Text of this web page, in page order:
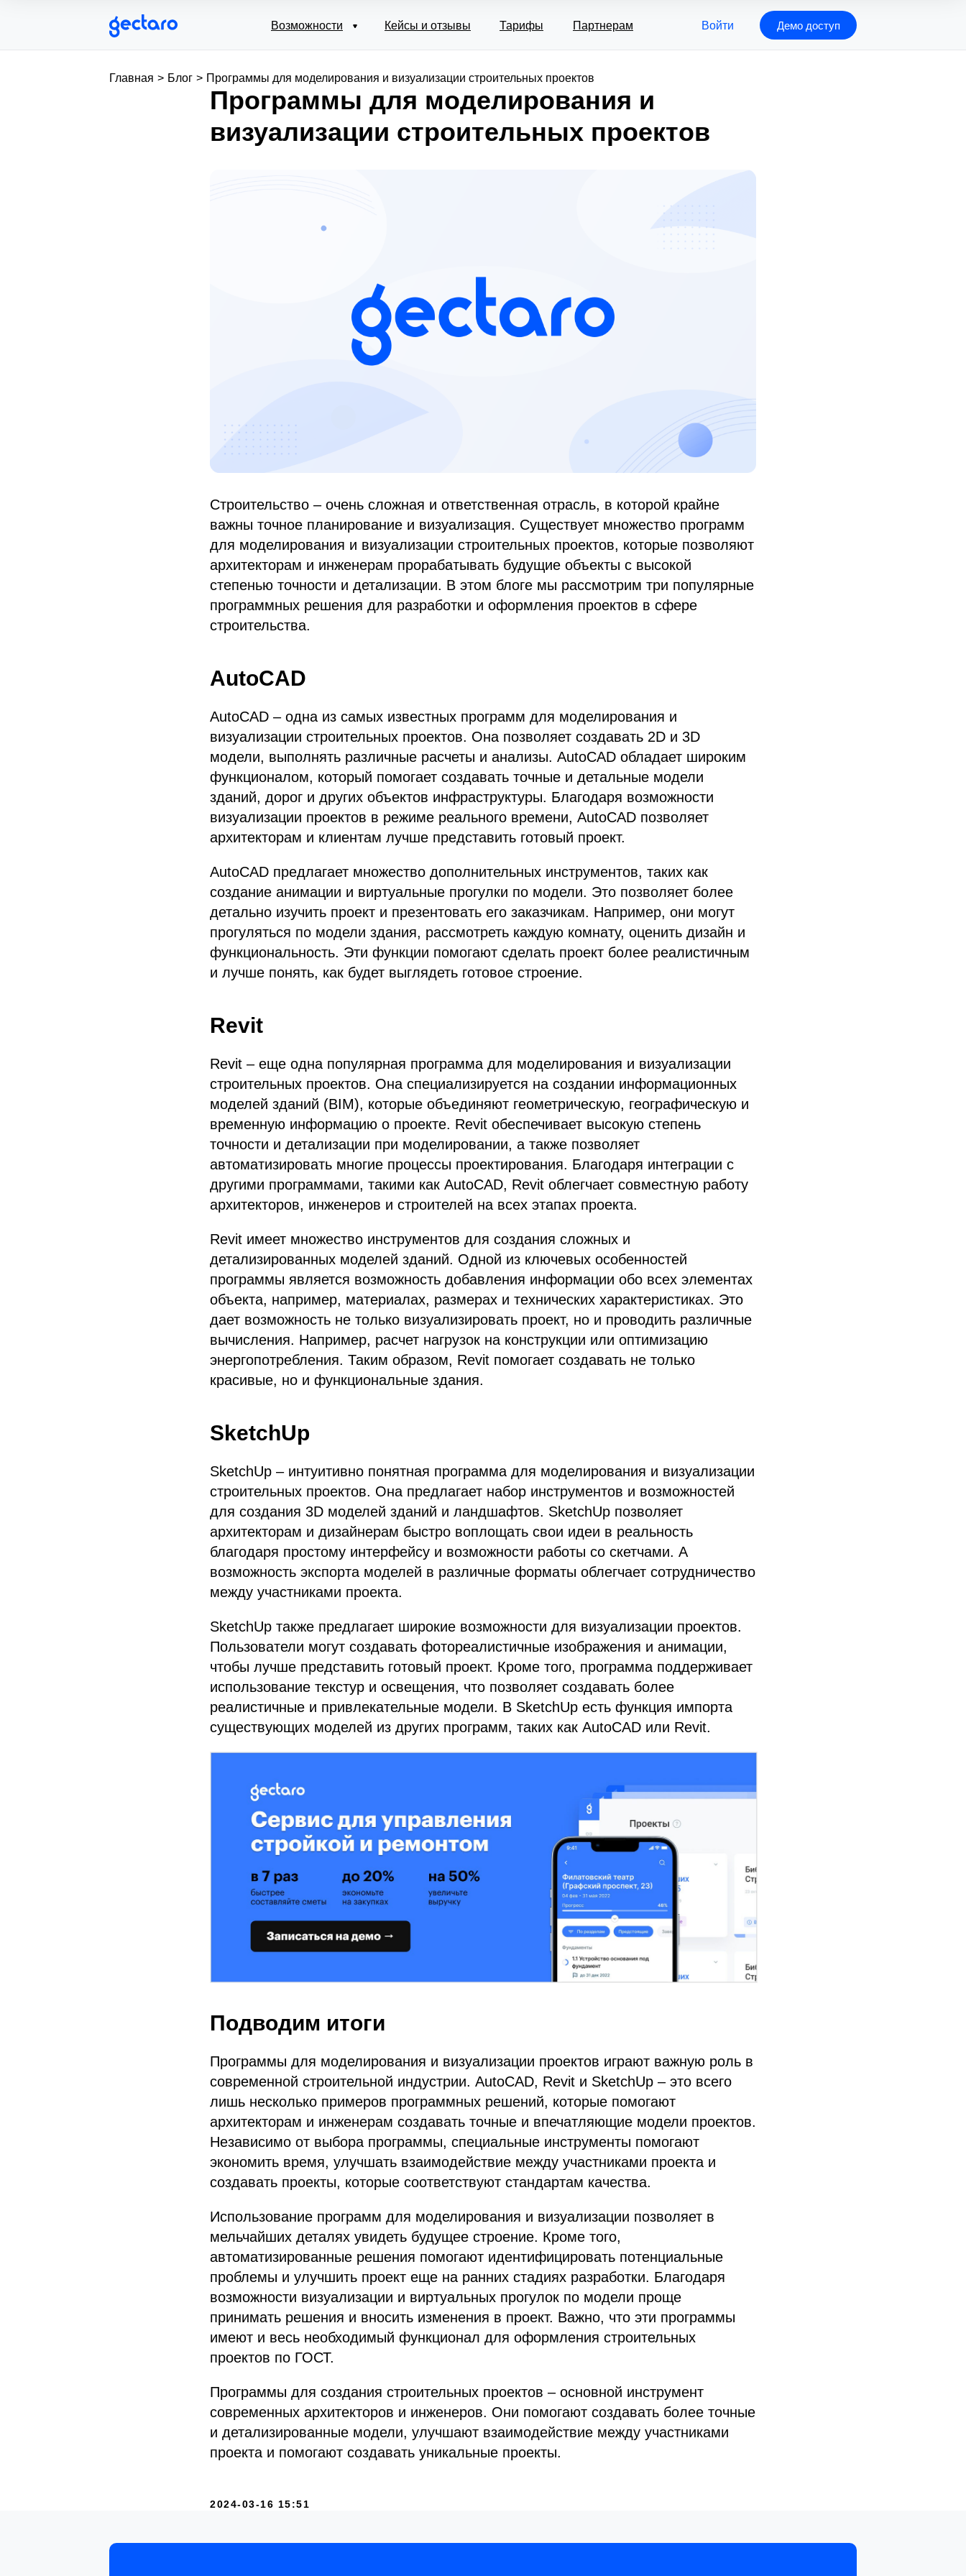
Возможности Демо доступ
Войти
Кейсы и отзывы Тарифы Партнерам
Главная > Блог > Программы для моделирования и визуализации строительных проектов
Программы для моделирования и
визуализации строительных проектов
Строительство – очень сложная и ответственная отрасль, в которой крайне
важны точное планирование и визуализация. Существует множество программ
для моделирования и визуализации строительных проектов, которые позволяют
архитекторам и инженерам прорабатывать будущие объекты с высокой
степенью точности и детализации. В этом блоге мы рассмотрим три популярные
программных решения для разработки и оформления проектов в сфере
строительства.
AutoCAD
AutoCAD – одна из самых известных программ для моделирования и
визуализации строительных проектов. Она позволяет создавать 2D и 3D
модели, выполнять различные расчеты и анализы. AutoCAD обладает широким
функционалом, который помогает создавать точные и детальные модели
зданий, дорог и других объектов инфраструктуры. Благодаря возможности
визуализации проектов в режиме реального времени, AutoCAD позволяет
архитекторам и клиентам лучше представить готовый проект.
AutoCAD предлагает множество дополнительных инструментов, таких как
создание анимации и виртуальные прогулки по модели. Это позволяет более
детально изучить проект и презентовать его заказчикам. Например, они могут
прогуляться по модели здания, рассмотреть каждую комнату, оценить дизайн и
функциональность. Эти функции помогают сделать проект более реалистичным
и лучше понять, как будет выглядеть готовое строение.
Revit
Revit – еще одна популярная программа для моделирования и визуализации
строительных проектов. Она специализируется на создании информационных
моделей зданий (BIM), которые объединяют геометрическую, географическую и
временную информацию о проекте. Revit обеспечивает высокую степень
точности и детализации при моделировании, а также позволяет
автоматизировать многие процессы проектирования. Благодаря интеграции с
другими программами, такими как AutoCAD, Revit облегчает совместную работу
архитекторов, инженеров и строителей на всех этапах проекта.
Revit имеет множество инструментов для создания сложных и
детализированных моделей зданий. Одной из ключевых особенностей
программы является возможность добавления информации обо всех элементах
объекта, например, материалах, размерах и технических характеристиках. Это
дает возможность не только визуализировать проект, но и проводить различные
вычисления. Например, расчет нагрузок на конструкции или оптимизацию
энергопотребления. Таким образом, Revit помогает создавать не только
красивые, но и функциональные здания.
SketchUp
SketchUp – интуитивно понятная программа для моделирования и визуализации
строительных проектов. Она предлагает набор инструментов и возможностей
для создания 3D моделей зданий и ландшафтов. SketchUp позволяет
архитекторам и дизайнерам быстро воплощать свои идеи в реальность
благодаря простому интерфейсу и возможности работы со скетчами. А
возможность экспорта моделей в различные форматы облегчает сотрудничество
между участниками проекта.
SketchUp также предлагает широкие возможности для визуализации проектов.
Пользователи могут создавать фотореалистичные изображения и анимации,
чтобы лучше представить готовый проект. Кроме того, программа поддерживает
использование текстур и освещения, что позволяет создавать более
реалистичные и привлекательные модели. В SketchUp есть функция импорта
существующих моделей из других программ, таких как AutoCAD или Revit.
Подводим итоги
Программы для моделирования и визуализации проектов играют важную роль в
современной строительной индустрии. AutoCAD, Revit и SketchUp – это всего
лишь несколько примеров программных решений, которые помогают
архитекторам и инженерам создавать точные и впечатляющие модели проектов.
Независимо от выбора программы, специальные инструменты помогают
экономить время, улучшать взаимодействие между участниками проекта и
создавать проекты, которые соответствуют стандартам качества.
Использование программ для моделирования и визуализации позволяет в
мельчайших деталях увидеть будущее строение. Кроме того,
автоматизированные решения помогают идентифицировать потенциальные
проблемы и улучшить проект еще на ранних стадиях разработки. Благодаря
возможности визуализации и виртуальных прогулок по модели проще
принимать решения и вносить изменения в проект. Важно, что эти программы
имеют и весь необходимый функционал для оформления строительных
проектов по ГОСТ.
Программы для создания строительных проектов – основной инструмент
современных архитекторов и инженеров. Они помогают создавать более точные
и детализированные модели, улучшают взаимодействие между участниками
проекта и помогают создавать уникальные проекты.
2024-03-16 15:51